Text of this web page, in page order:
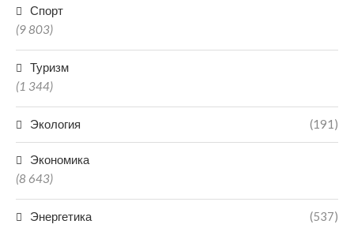
Спорт
(9 803)
Туризм
(1 344)
Экология (191)
Экономика
(8 643)
Энергетика (537)